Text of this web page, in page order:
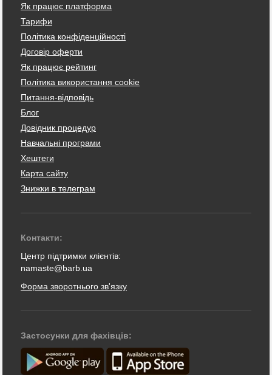
Як працює платформа
Тарифи
Політика конфіденційності
Договір оферти
Як працює рейтинг
Політика використання cookie
Питання-відповідь
Блог
Довідник процедур
Навчальні програми
Хештеги
Карта сайту
Знижки в телеграм
Контакти:
Центр підтримки клієнтів:
namaste@barb.ua
Форма зворотнього зв'язку
Застосунки для фахівців: